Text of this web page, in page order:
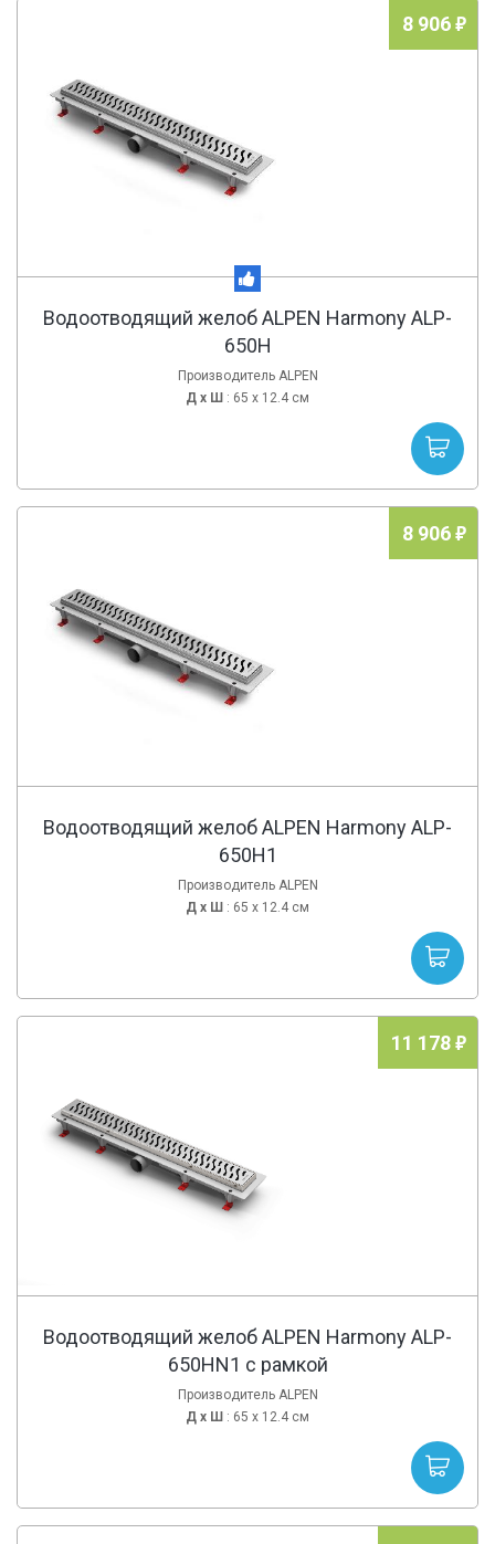
8 906
Водоотводящий желоб ALPEN Harmony ALP-
650H
Производитель ALPEN
Д х Ш : 65 x 12.4 см
8 906
Водоотводящий желоб ALPEN Harmony ALP-
650H1
Производитель ALPEN
Д х Ш : 65 x 12.4 см
11 178
Водоотводящий желоб ALPEN Harmony ALP-
650HN1 с рамкой
Производитель ALPEN
Д х Ш : 65 x 12.4 см